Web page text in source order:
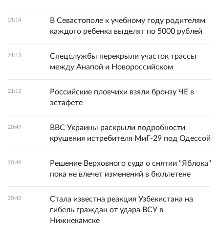
21:14
В Севастополе к учебному году родителям
каждого ребенка выделят по 5000 рублей
21:13
Спецслужбы перекрыли участок трассы
между Анапой и Новороссийском
21:12
Российские пловчихи взяли бронзу ЧЕ в
эстафете
20:49
ВВС Украины раскрыли подробности
крушения истребителя МиГ-29 под Одессой
20:49
Решение Верховного суда о снятии "Яблока"
пока не влечет изменений в бюллетене
20:42
Стала известна реакция Узбекистана на
гибель граждан от удара ВСУ в
Нижнекамске